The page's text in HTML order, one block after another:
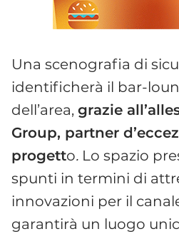
Una scenografia di
identificherà il bar-
dell’area, grazie
Group, partner
progetto. Lo spazio
spunti in termini di
innovazioni per il
garantirà un luogo